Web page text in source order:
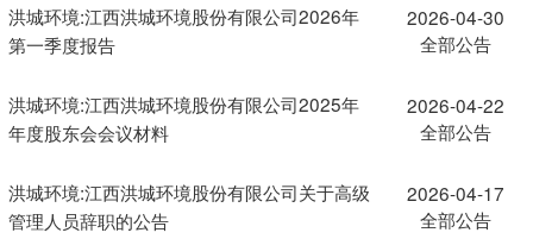
洪城环境:江西洪城环境股份有限公司2026年
第一季度报告
2026-04-30
全部公告
洪城环境:江西洪城环境股份有限公司2025年
年度股东会会议材料
2026-04-22
全部公告
洪城环境:江西洪城环境股份有限公司关于高级
管理人员辞职的公告
2026-04-17
全部公告